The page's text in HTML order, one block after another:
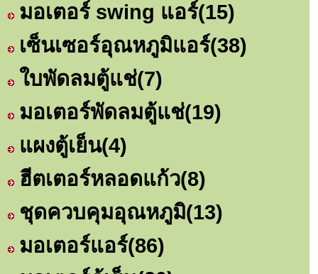
มอเตอร์ swing แอร์(15)
เซ็นเซอร์อุณหภูมิแอร์(38)
ใบพัดลมตู้แช่(7)
มอเตอร์พัดลมตู้แช่(19)
แผงตู้เย็น(4)
ฮีตเตอร์หลอดแก้ว(8)
ชุดควบคุมอุณหภูมิ(13)
มอเตอร์แอร์(86)